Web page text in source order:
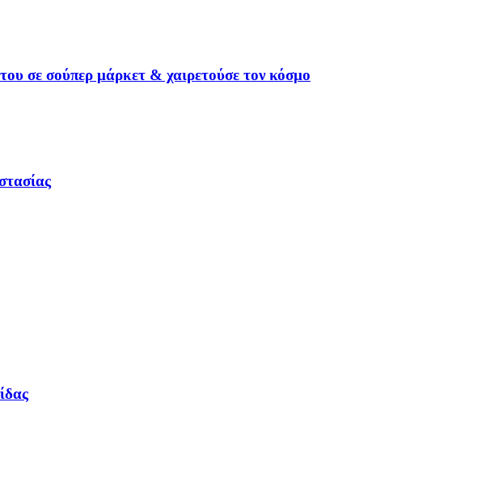
σε σούπερ μάρκετ & χαιρετούσε τον κόσμο